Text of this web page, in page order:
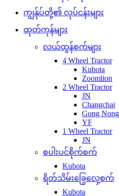
ကျွန်ုပ်တို့၏ လုပ်ငန်းများ
ထုတ်ကုန်များ
လယ်ထွန်စက်များ
4 Wheel Tractor
Kubota
Zoomlion
2 Wheel Tractor
JN
Changchai
Gong Nong
YF
1 Wheel Tractor
JN
စပါးပင်စိုက်စက်
Kubota
ရိတ်သိမ်းခြွေလှေ့စက်
Kubota